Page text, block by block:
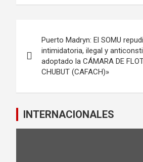
ce
o
o
k
tt ail at
A
p
p
de
entradas
Puerto Madryn: El SOMU
intimidatoria, ilegal y
adoptado la CÁMARA DE
CHUBUT (CAFACH)»
INTERNACIONALES